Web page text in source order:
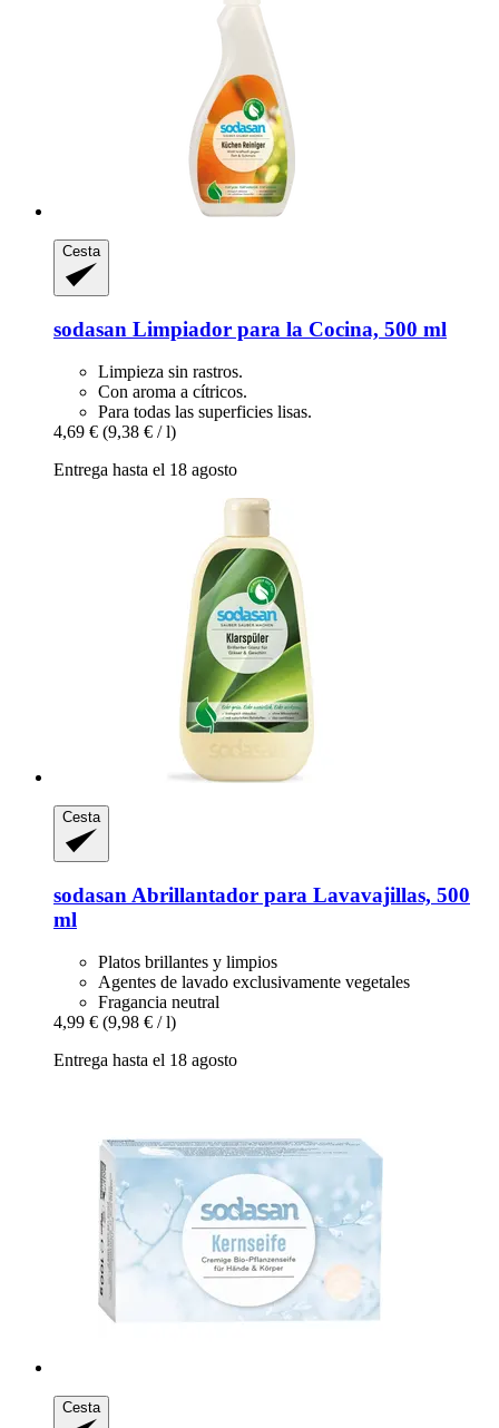
Cesta
sodasan Limpiador para la Cocina, 500 ml
Limpieza sin rastros.
Con aroma a cítricos.
Para todas las superficies lisas.
4,69 € (9,38 € / l)
Entrega hasta el 18 agosto
Cesta
sodasan Abrillantador para Lavavajillas, 500
ml
Platos brillantes y limpios
Agentes de lavado exclusivamente vegetales
Fragancia neutral
4,99 € (9,98 € / l)
Entrega hasta el 18 agosto
Cesta